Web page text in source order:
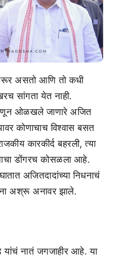
असतो आणि तो कधी
सांगता येत नाही.
म्हणून ओळखले जाणारे अजित
कोणाचाच विश्वास बसत
कारकीर्द बहरली, त्या
डोंगरच कोसळला आहे.
अजितदादांच्या निधनाचं
अश्रू अनावर झाले.
नातं जगजाहीर आहे. या